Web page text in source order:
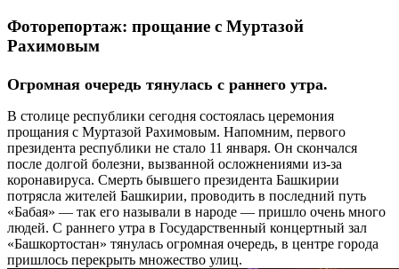
Фоторепортаж: прощание с Муртазой
Рахимовым
Огромная очередь тянулась с раннего утра.
В столице республики сегодня состоялась церемония
прощания с Муртазой Рахимовым. Напомним, первого
президента республики не стало 11 января. Он скончался
после долгой болезни, вызванной осложнениями из-за
коронавируса. Смерть бывшего президента Башкирии
потрясла жителей Башкирии, проводить в последний путь
«Бабая» — так его называли в народе — пришло очень много
людей. С раннего утра в Государственный концертный зал
«Башкортостан» тянулась огромная очередь, в центре города
пришлось перекрыть множество улиц.